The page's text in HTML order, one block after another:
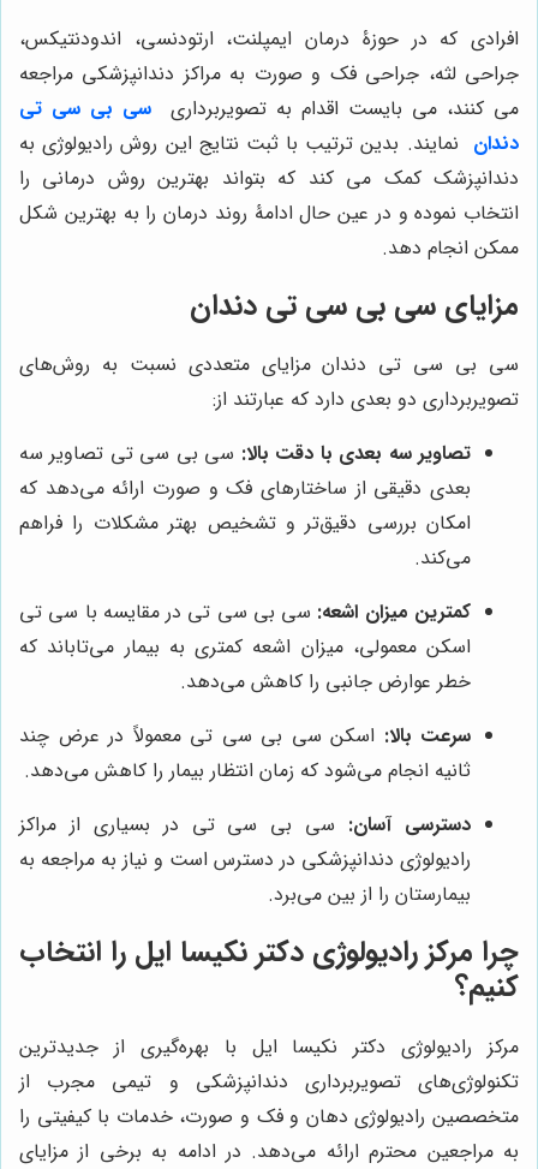
افرادی که در حوزۀ درمان ایمپلنت، ارتودنسی، اندودنتیکس،
جراحی لثه، جراحی فک و صورت به مراکز دندانپزشکی مراجعه
می کنند، می بایست اقدام به تصویربرداری
سی بی سی تی
دندان نمایند. بدین ترتیب با ثبت نتایج این روش رادیولوژی به
دندانپزشک کمک می کند که بتواند بهترین روش درمانی را
انتخاب نموده و در عین حال ادامۀ روند درمان را به بهترین شکل
ممکن انجام دهد.
مزایای سی بی سی تی دندان
سی بی سی تی دندان مزایای متعددی نسبت به روش‌های
تصویربرداری دو بعدی دارد که عبارتند از:
تصاویر سه بعدی با دقت بالا: سی بی سی تی تصاویر سه
بعدی دقیقی از ساختارهای فک و صورت ارائه می‌دهد که
امکان بررسی دقیق‌تر و تشخیص بهتر مشکلات را فراهم
می‌کند.
کمترین میزان اشعه: سی بی سی تی در مقایسه با سی تی
اسکن معمولی، میزان اشعه کمتری به بیمار می‌تاباند که
خطر عوارض جانبی را کاهش می‌دهد.
سرعت بالا: اسکن سی بی سی تی معمولاً در عرض چند
ثانیه انجام می‌شود که زمان انتظار بیمار را کاهش می‌دهد.
دسترسی آسان: سی بی سی تی در بسیاری از مراکز
رادیولوژی دندانپزشکی در دسترس است و نیاز به مراجعه به
بیمارستان را از بین می‌برد.
چرا مرکز رادیولوژی دکتر نکیسا ایل را انتخاب
کنیم؟
مرکز رادیولوژی دکتر نکیسا ایل با بهره‌گیری از جدیدترین
تکنولوژی‌های تصویربرداری دندانپزشکی و تیمی مجرب از
متخصصین رادیولوژی دهان و فک و صورت، خدمات با کیفیتی را
به مراجعین محترم ارائه می‌دهد. در ادامه به برخی از مزایای